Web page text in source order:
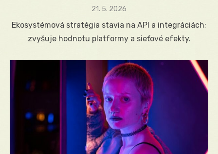
Posted
21. 5. 2026
Ekosystémová stratégia stavia na API a integráciách;
zvyšuje hodnotu platformy a sieťové efekty.